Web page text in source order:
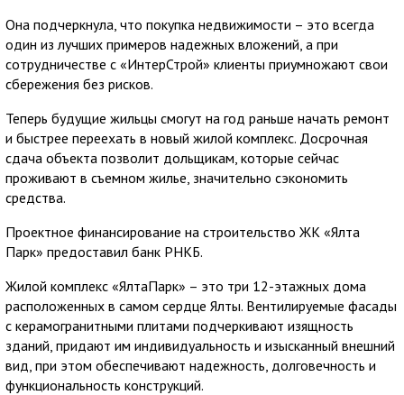
Она подчеркнула, что покупка недвижимости – это всегда
один из лучших примеров надежных вложений, а при
сотрудничестве с «ИнтерСтрой» клиенты приумножают свои
сбережения без рисков.
Теперь будущие жильцы смогут на год раньше начать ремонт
и быстрее переехать в новый жилой комплекс. Досрочная
сдача объекта позволит дольщикам, которые сейчас
проживают в съемном жилье, значительно сэкономить
средства.
Проектное финансирование на строительство ЖК «Ялта
Парк» предоставил банк РНКБ.
Жилой комплекс «ЯлтаПарк» – это три 12-этажных дома
расположенных в самом сердце Ялты. Вентилируемые фасады
с керамогранитными плитами подчеркивают изящность
зданий, придают им индивидуальность и изысканный внешний
вид, при этом обеспечивают надежность, долговечность и
функциональность конструкций.